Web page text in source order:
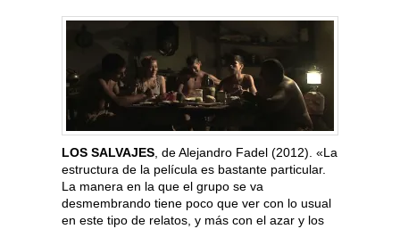
LOS SALVAJES, de Alejandro Fadel (2012). «La
estructura de la película es bastante particular.
La manera en la que el grupo se va
desmembrando tiene poco que ver con lo usual
en este tipo de relatos, y más con el azar y los